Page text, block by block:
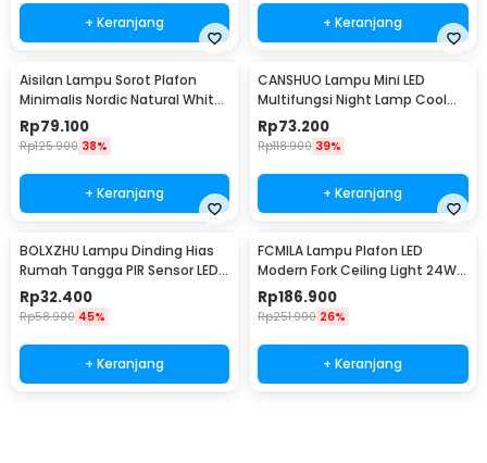
+ Keranjang + Keranjang
Aisilan Lampu Sorot Plafon
Minimalis Nordic Natural White
4000K 7W - MSD52
Rp79.100
Rp125.900 38%
+ Keranjang
CANSHUO Lampu Mini LED
Multifungsi Night Lamp Cool
White 4.5V 3W 6 PCS - TD001
Rp73.200
Rp118.900 39%
+ Keranjang
BOLXZHU Lampu Dinding Hias
Rumah Tangga PIR Sensor LED
Warm White 3W - HCGY003
Rp32.400
Rp58.900 45%
+ Keranjang
FCMILA Lampu Plafon LED
Modern Fork Ceiling Light 24W
Cool White - M234
Rp186.900
Rp251.900 26%
+ Keranjang